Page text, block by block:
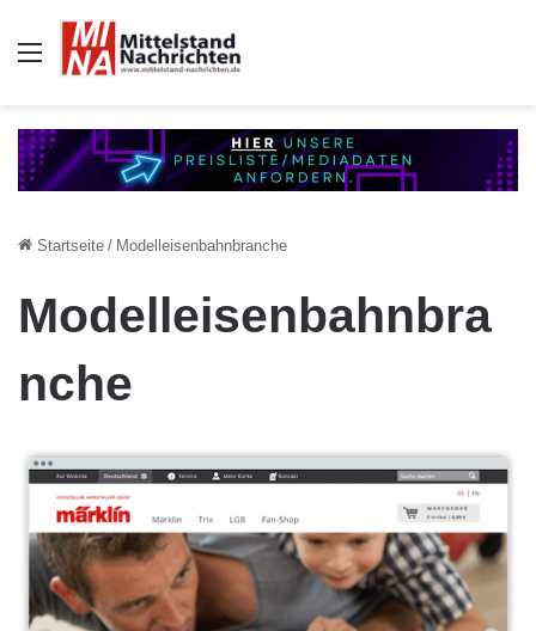
Auswahl
Startseite / Modelleisenbahnbranche
Modelleisenbahnbra
nche